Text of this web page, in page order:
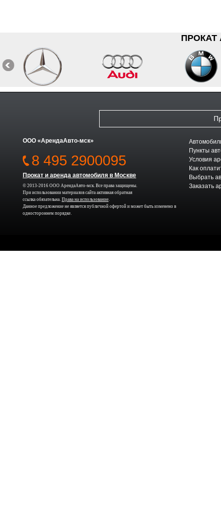
ООО «АрендаАвто-мск»
8 495 2900095
Прокат и аренда автомобиля в Москве
© 2013-2016 ООО АрендаАвто-мск. Все права защищены.
При использовании материалов сайта активная обратная
ссылка обязательна. Права на использование.
Данное предложение не является публичной офертой и может быть изменено в
одностороннем порядке.
Пункты
Условия
Как
Выбрать
Заказать